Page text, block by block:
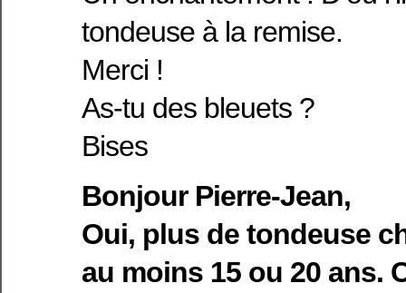
tondeuse à la remise.
Merci !
As-tu des bleuets ?
Bises
Bonjour Pierre-Jean,
Oui, plus de tondeuse
au moins 15 ou 20 ans.